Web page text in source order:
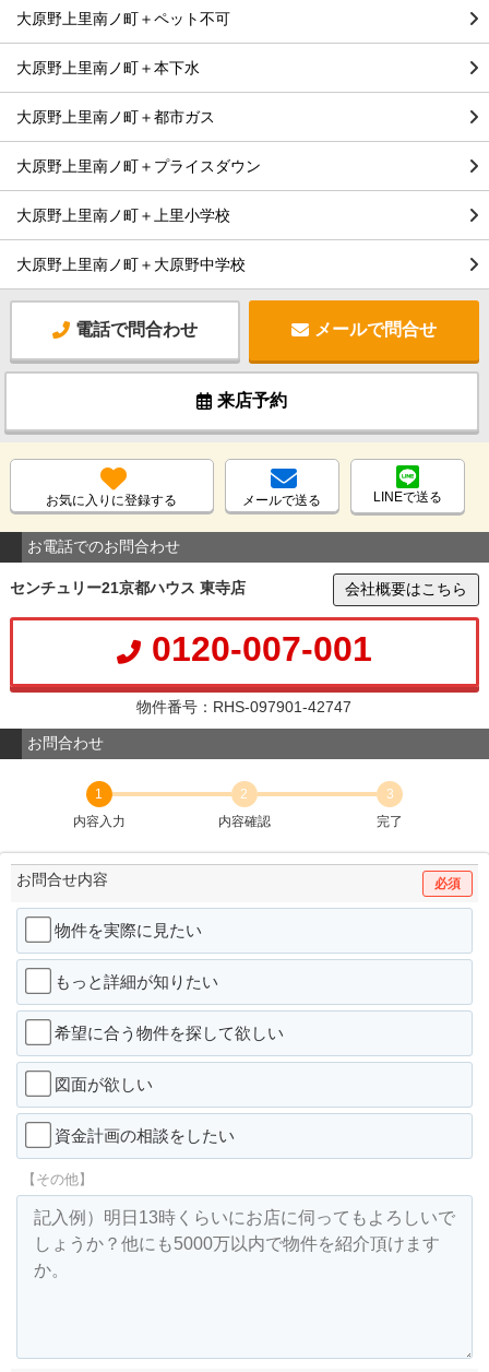
大原野上里南ノ町＋ペット不可
大原野上里南ノ町＋本下水
大原野上里南ノ町＋都市ガス
大原野上里南ノ町＋プライスダウン
大原野上里南ノ町＋上里小学校
大原野上里南ノ町＋大原野中学校
電話で問合わせ メールで問合せ
来店予約
お気に入りに登録する メールで送る LINEで送る
お電話でのお問合わせ
センチュリー21京都ハウス 東寺店 会社概要はこちら
0120-007-001
物件番号：RHS-097901-42747
お問合わせ
1
内容入力
2
内容確認
3
完了
お問合せ内容 必須
物件を実際に見たい
もっと詳細が知りたい
希望に合う物件を探して欲しい
図面が欲しい
資金計画の相談をしたい
【その他】